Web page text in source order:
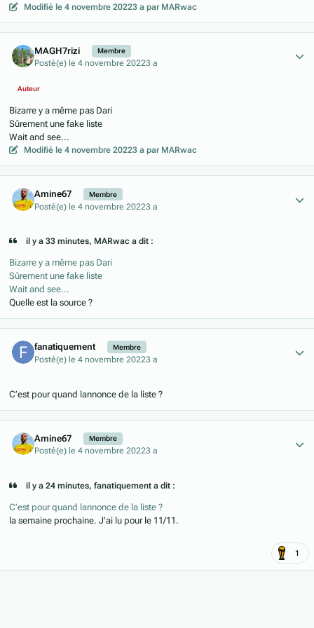
Modifiéle 4 novembre 20223 a par MARwac
MAGH7rizi Membre
Posté(e) le 4 novembre 20223 a
Auteur
Bizarre y a même pas Dari
Sûrement une fake liste
Wait and see...
Modifié le 4 novembre 20223 a par MARwac
Amine67 Membre
Posté(e) le 4 novembre 20223 a
il y a 33 minutes, MARwac a dit :
Bizarre y a même pas Dari
Sûrement une fake liste
Wait and see...
Quelle est la source ?
fanatiquement Membre
Posté(e) le 4 novembre 20223 a
C’est pour quand lannonce de la liste ?
Amine67 Membre
Posté(e) le 4 novembre 20223 a
il y a 24 minutes, fanatiquement a dit :
C’est pour quand lannonce de la liste ?
la semaine prochaine. J'ai lu pour le 11/11.
1